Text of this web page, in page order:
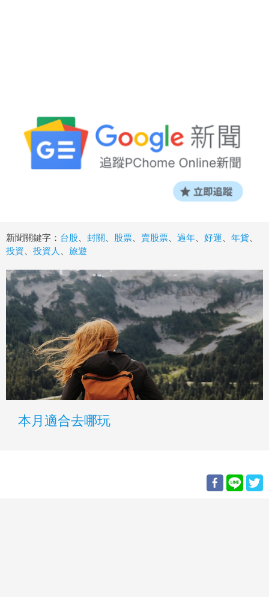
新聞關鍵字： 台股 封關 股票 賣股票 過年 好運 年貨
投資
投資人 旅遊
本月適合去哪玩